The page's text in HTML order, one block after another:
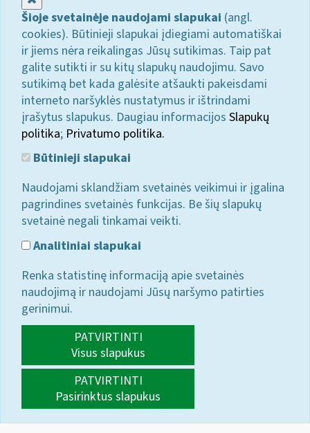
Šioje svetainėje naudojami slapukai (angl.
cookies). Būtinieji slapukai įdiegiami automatiškai
ir jiems nėra reikalingas Jūsų sutikimas. Taip pat
galite sutikti ir su kitų slapukų naudojimu. Savo
sutikimą bet kada galėsite atšaukti pakeisdami
interneto naršyklės nustatymus ir ištrindami
įrašytus slapukus. Daugiau informacijos Slapukų
politika; Privatumo politika.
Būtinieji slapukai
Naudojami sklandžiam svetainės veikimui ir įgalina
pagrindines svetainės funkcijas. Be šių slapukų
svetainė negali tinkamai veikti.
Analitiniai slapukai
Renka statistinę informaciją apie svetainės
naudojimą ir naudojami Jūsų naršymo patirties
gerinimui.
PATVIRTINTI
Visus slapukus
PATVIRTINTI
Pasirinktus slapukus